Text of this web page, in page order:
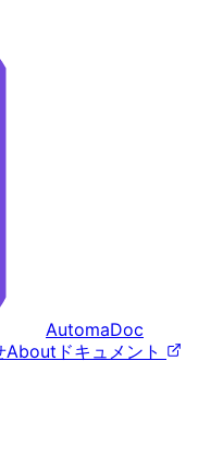
AutomaDoc
About ドキュメント